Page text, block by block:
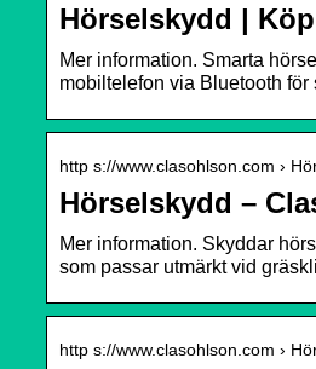
Hörselskydd |
Mer information. Smarta
mobiltelefon via Bluetooth
http s://www.clasohlson.com ›
Hörselskydd –
Mer information. Skyddar
som passar utmärkt vid
http s://www.clasohlson.com ›